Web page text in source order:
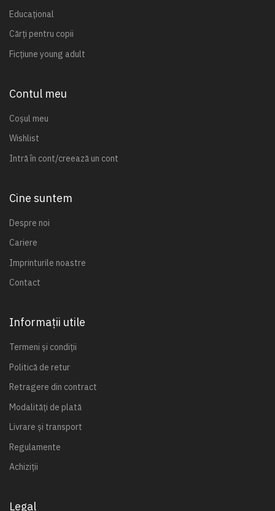
Educațional
Cărți pentru copii
Ficțiune young adult
Contul meu
Coșul meu
Wishlist
Intră în cont/creează un cont
Cine suntem
Despre noi
Cariere
Imprinturile noastre
Contact
Informații utile
Termeni și condiții
Politică de retur
Retragere din contract
Modalități de plată
Livrare și transport
Regulamente
Achiziții
Legal